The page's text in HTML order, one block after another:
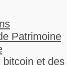
Patrimoine
bitcoin et